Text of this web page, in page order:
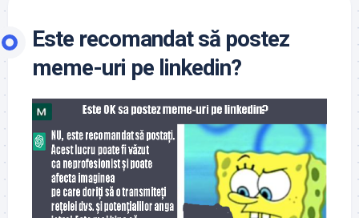
Este recomandat să postez
meme-uri pe linkedin?